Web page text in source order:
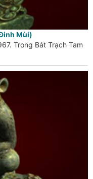
Mùi)
Trong Bát Trạch Tam